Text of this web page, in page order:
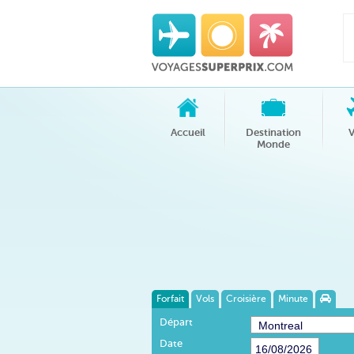
Accueil
Destination
Monde
Forfait Vols Croisière Minute
Départ
Date